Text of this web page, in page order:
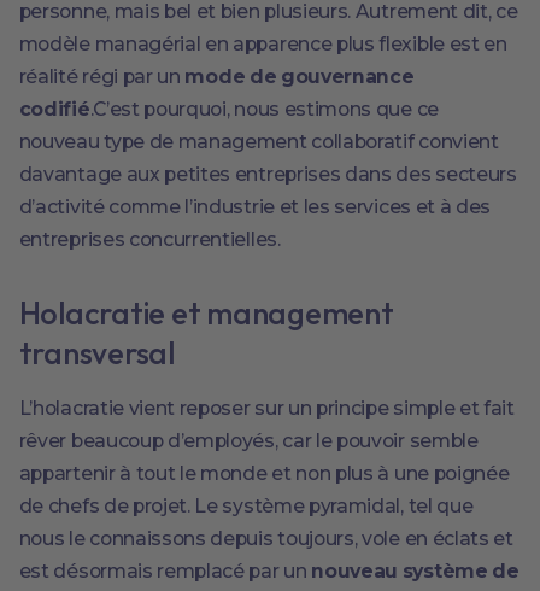
personne, mais bel et bien plusieurs. Autrement dit, ce
modèle managérial en apparence plus flexible est en
réalité régi par un mode de gouvernance
codifié.C’est pourquoi, nous estimons que ce
nouveau type de management collaboratif convient
davantage aux petites entreprises dans des secteurs
d’activité comme l’industrie et les services et à des
entreprises concurrentielles.
Holacratie et management
transversal
L’holacratie vient reposer sur un principe simple et fait
rêver beaucoup d’employés, car le pouvoir semble
appartenir à tout le monde et non plus à une poignée
de chefs de projet. Le système pyramidal, tel que
nous le connaissons depuis toujours, vole en éclats et
est désormais remplacé par un nouveau système de